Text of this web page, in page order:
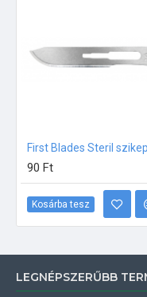
90 Ft
Kosárba tesz
LEGNÉPSZERŰBB